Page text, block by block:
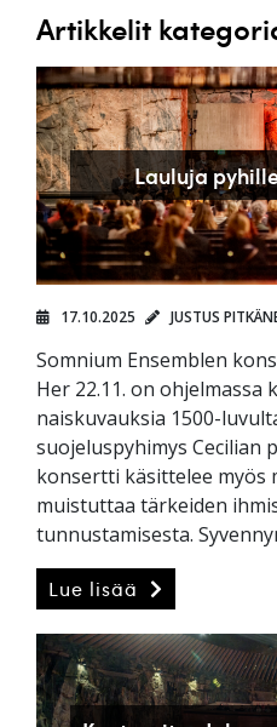
Artikkelit
Lauluja
17.10.2025 JUSTUS
Somnium Ensemblen
Her 22.11. on ohjelmassa
naiskuvauksia 1500-
suojeluspyhimys Cecilian
konsertti käsittelee myös
muistuttaa tärkeiden
tunnustamisesta.
Lue lisää